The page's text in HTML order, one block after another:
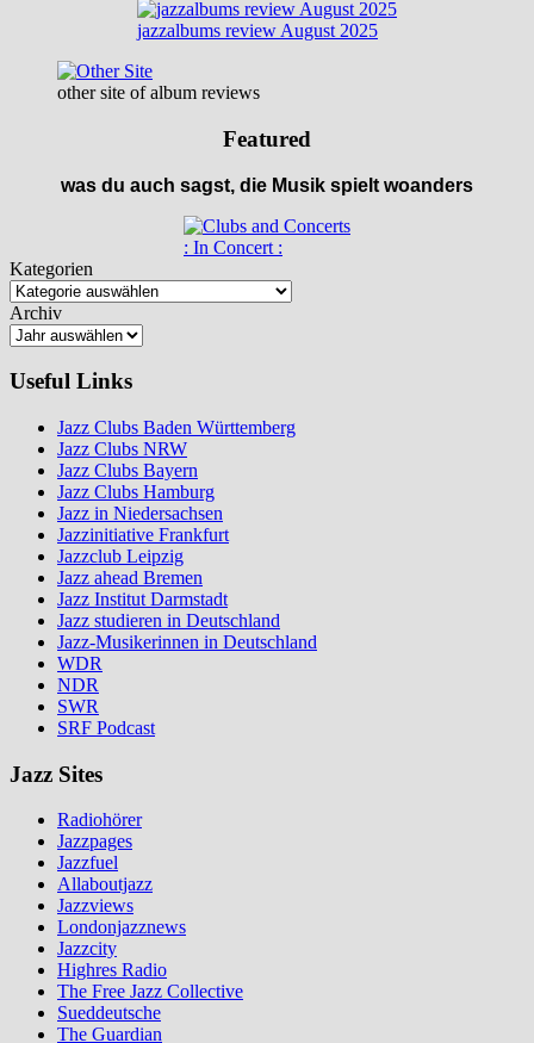
jazzalbums review August 2025
other site of album reviews
Featured
was du auch sagst, die Musik spielt woanders
: In Concert :
Kategorien
Archiv
Useful Links
Jazz Clubs Baden Württemberg
Jazz Clubs NRW
Jazz Clubs Bayern
Jazz Clubs Hamburg
Jazz in Niedersachsen
Jazzinitiative Frankfurt
Jazzclub Leipzig
Jazz ahead Bremen
Jazz Institut Darmstadt
Jazz studieren in Deutschland
Jazz-Musikerinnen in Deutschland
WDR
NDR
SWR
SRF Podcast
Jazz Sites
Radiohörer
Jazzpages
Jazzfuel
Allaboutjazz
Jazzviews
Londonjazznews
Jazzcity
Highres Radio
The Free Jazz Collective
Sueddeutsche
The Guardian